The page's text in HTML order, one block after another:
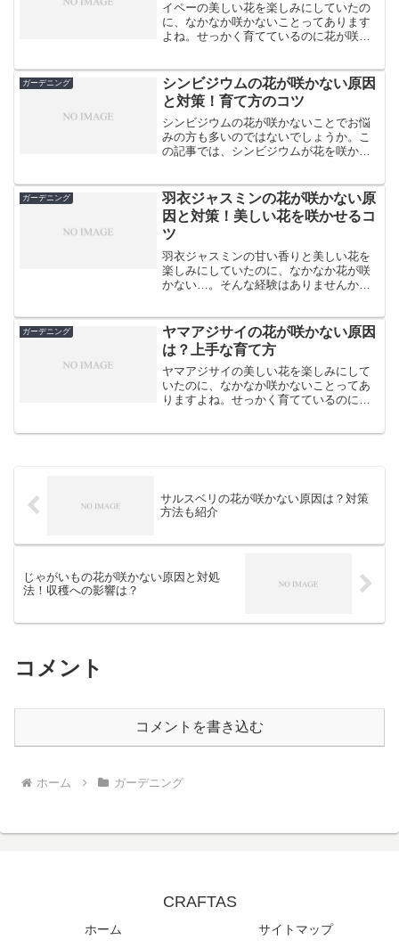
イペーの美しい花を楽しみにしていたの
に、なかなか咲かないことってあります
よね。せっかく育てているのに花が咲か
たくさんの花を咲かせるためのコツをご
紹介します。イペーってど...
ガーデニング
シンビジウムの花が咲かない原因
と対策！育て方のコツ
シンビジウムの花が咲かないことでお悩
みの方も多いのではないでしょうか。こ
の記事では、シンビジウムが花を咲かせ
に育てるコツもお伝えしますので、ぜひ
参考にしてくださいね。シ...
ガーデニング
羽衣ジャスミンの花が咲かない原
因と対策！美しい花を咲かせるコ
ツ
羽衣ジャスミンの甘い香りと美しい花を
楽しみにしていたのに、なかなか花が咲
かない…。そんな経験はありませんか？
す。この記事では、羽衣ジャスミンが花
を咲かせない理由と、美...
ガーデニング
ヤマアジサイの花が咲かない原因
は？上手な育て方
ヤマアジサイの美しい花を楽しみにして
いたのに、なかなか咲かないことってあ
りますよね。せっかく育てているのに花
サルスベリの花が咲かない原因は？対策
方法も紹介
じゃがいもの花が咲かない原因と対処
法！収穫への影響は？
コメント
コメントを書き込む
ホーム ガーデニング
CRAFTAS
ホーム
サイトマップ